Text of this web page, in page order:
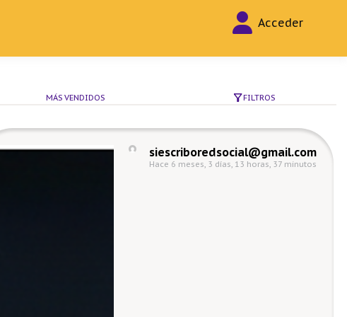
Acceder
MÁS VENDIDOS FILTROS
siescriboredsocial@gmail.com
Hace 6 meses, 3 días, 13 horas, 37 minutos